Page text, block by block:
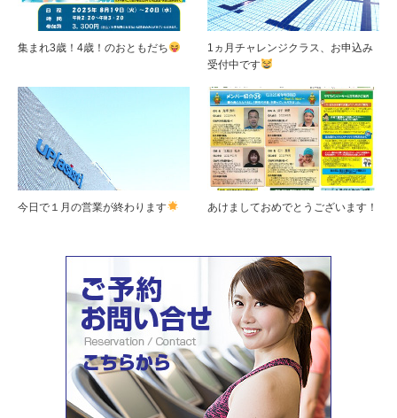
集まれ3歳！4歳！のおともだち
1ヵ月チャレンジクラス、お申込み
受付中です
今日で１月の営業が終わります あけましておめでとうございます！